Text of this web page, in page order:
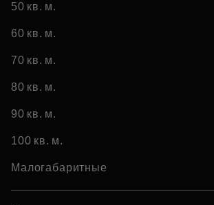
50 кв. м.
60 кв. м.
70 кв. м.
80 кв. м.
90 кв. м.
100 кв. м.
Малогабаритные